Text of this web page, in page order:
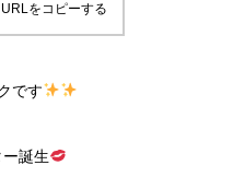
をコピーする
です
誕生